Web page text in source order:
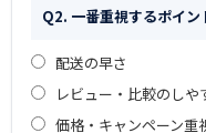
Q2. 一番重視するポイン
配送の早さ
レビュー・比較のしや
価格・キャンペーン重